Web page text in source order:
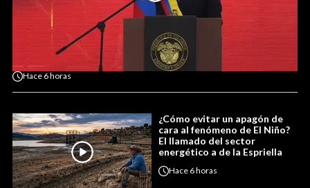
Hace 6 horas
¿Cómo evitar un apagón de
cara al fenómeno de El Niño?
El llamado del sector
energético a de la Espriella
Hace 6 horas